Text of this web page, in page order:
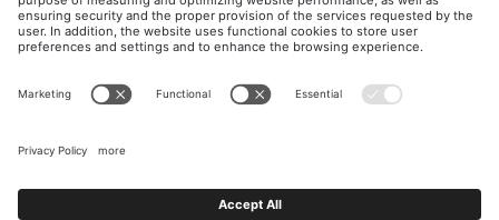
Montag - Donnerstag
08:30 - 12:00 Uhr
Telefon
kanzleiausserhofer@legalmail.it